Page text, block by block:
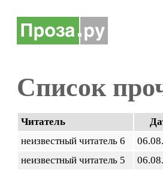
Список
Читатель
неизвестный читатель 6
неизвестный читатель 5